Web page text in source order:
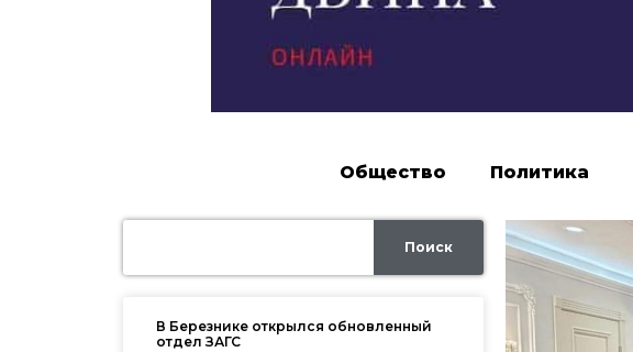
Общество Политика
Поиск
В Березнике открылся обновленный
отдел ЗАГС